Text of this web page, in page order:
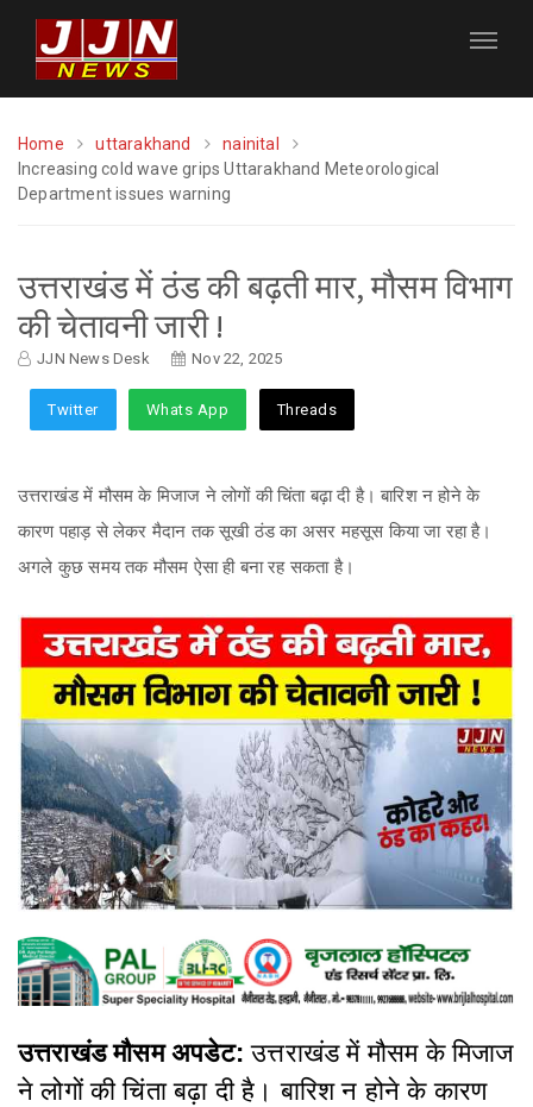
Home uttarakhand
nainital
Increasing cold wave grips Uttarakhand Meteorological
Department issues warning
उत्तराखंड में ठंड की बढ़ती मार, मौसम विभाग
की चेतावनी जारी !
JJN News Desk Nov 22, 2025
Twitter Whats App Threads
उत्तराखंड में मौसम के मिजाज ने लोगों की चिंता बढ़ा दी है। बारिश न होने के
कारण पहाड़ से लेकर मैदान तक सूखी ठंड का असर महसूस किया जा रहा है।
अगले कुछ समय तक मौसम ऐसा ही बना रह सकता है।
उत्तराखंड मौसम अपडेट:उत्तराखंड में मौसम के मिजाज
ने लोगों की चिंता बढ़ा दी है। बारिश न होने के कारण